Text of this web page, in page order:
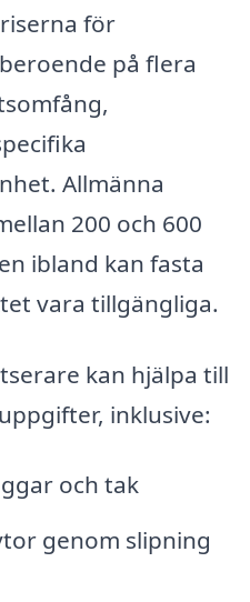
för
på flera
Allmänna
200 och 600
ibland kan fasta
vara tillgängliga.
kan hjälpa till
inklusive:
och tak
genom slipning